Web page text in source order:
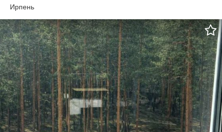
варіант як для проживання, так і для інвестиції. Переваги: —
Індивідуальне газове опалення — Тепла підлога по всій квартирі
— Окрема гардеробна кімната — Світлий та затишний простір
Поруч Центральний парк, магазини, кафе, зручна транспортна
розв’язка. Оформлення: 2% Можливий продаж за сертифікатом
Підходить під державні програми (#сертифікат #постанова)
Телефонуйте для перегляду — квартира варта вашої уваги!
Ирпень